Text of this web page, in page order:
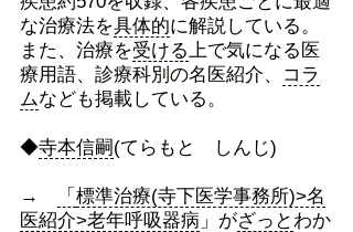
な治療法を具体的に解説している。
また、治療を受ける 上で気になる医
療用語、診療科別の名医紹介、
コラ
ムなども掲載している。
◆寺本信嗣(てらもと しんじ)
→ 「 標準治療(寺下医学事務所)>名
医紹介>老年呼吸器病 」がざっと わか